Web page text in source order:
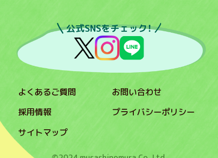
公式SNSをチェック！
よくあるご質問
お問い合わせ
採用情報
プライバシーポリシー
サイトマップ